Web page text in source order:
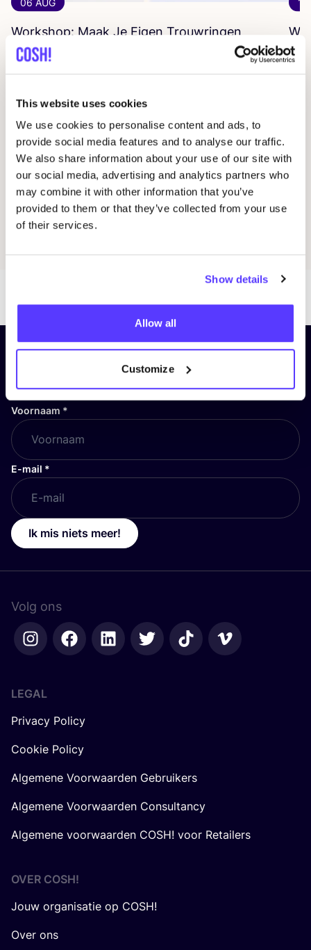
This website uses cookies
We use cookies to personalise content and ads, to
provide social media features and to analyse our traffic.
We also share information about your use of our site with
our social media, advertising and analytics partners who
may combine it with other information that you’ve
provided to them or that they’ve collected from your use
of their services.
Show details
Allow all
Customize
Workshop: Maak Je Eigen Trouwringen
Drongensesteenweg 152, Gent
Workshop
PreviousNext
Ontdek alle evenementen
Schrijf je in op onze nieuwsbrief
en blijf op de hoogte!
Voornaam *
E-mail *
Ik mis niets meer!
Volg ons
LEGAL
Privacy Policy
Cookie Policy
Algemene Voorwaarden Gebruikers
Algemene Voorwaarden Consultancy
Algemene voorwaarden COSH! voor Retailers
OVER COSH!
Jouw organisatie op COSH!
Over ons